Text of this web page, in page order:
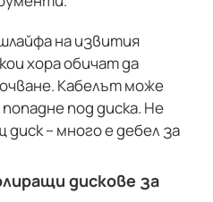
на извития
хора обичат да
Кабелът може
под диска. Не
– много е дебел за
дискове за